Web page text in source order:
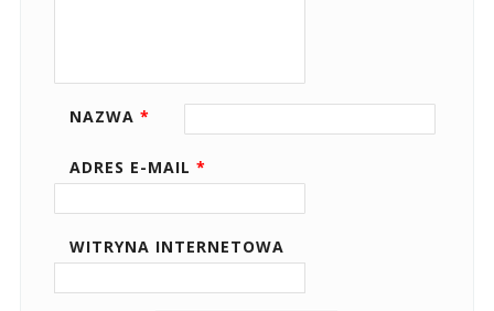
NAZWA *
ADRES E-MAIL *
WITRYNA INTERNETOWA